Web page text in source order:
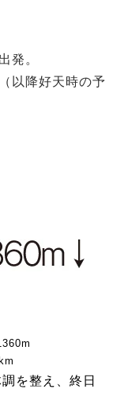
発。
以降好天時の予
を整え、 終日